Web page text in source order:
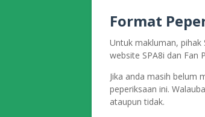
Format
Untuk makluman, pihak
website SPA8i dan Fan
Jika anda masih belum
peperiksaan ini.
ataupun tidak.